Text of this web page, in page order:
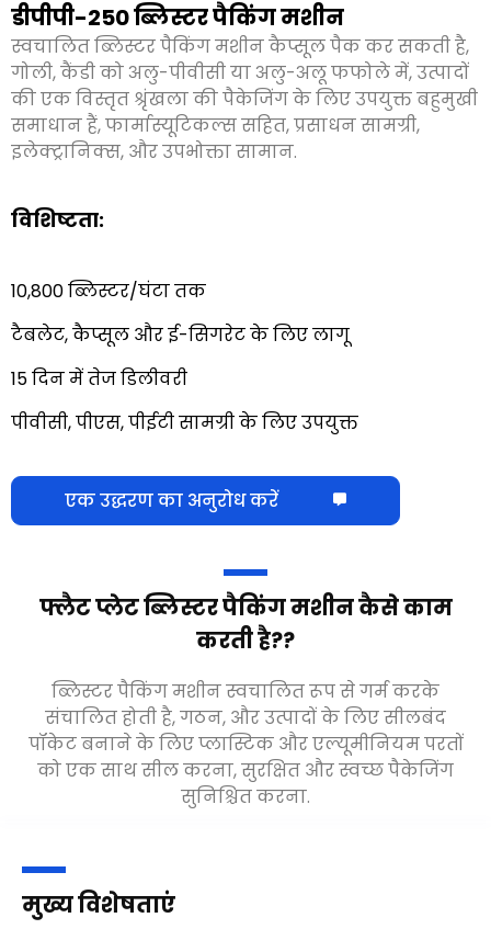
डीपीपी-250 ब्लिस्टर पैकिंग मशीन
स्वचालित ब्लिस्टर पैकिंग मशीन कैप्सूल पैक कर सकती है,
गोली, कैंडी को अलु-पीवीसी या अलु-अलू फफोले में, उत्पादों
की एक विस्तृत श्रृंखला की पैकेजिंग के लिए उपयुक्त बहुमुखी
समाधान हैं, फार्मास्यूटिकल्स सहित, प्रसाधन सामग्री,
इलेक्ट्रानिक्स, और उपभोक्ता सामान.
विशिष्टता:
10,800 ब्लिस्टर/घंटा तक
टैबलेट, कैप्सूल और ई-सिगरेट के लिए लागू
15 दिन में तेज डिलीवरी
पीवीसी, पीएस, पीईटी सामग्री के लिए उपयुक्त
एक उद्धरण का अनुरोध करें
फ्लैट प्लेट ब्लिस्टर पैकिंग मशीन कैसे काम
करती है??
ब्लिस्टर पैकिंग मशीन स्वचालित रूप से गर्म करके
संचालित होती है, गठन, और उत्पादों के लिए सीलबंद
पॉकेट बनाने के लिए प्लास्टिक और एल्यूमीनियम परतों
को एक साथ सील करना, सुरक्षित और स्वच्छ पैकेजिंग
सुनिश्चित करना.
मुख्य विशेषताएं